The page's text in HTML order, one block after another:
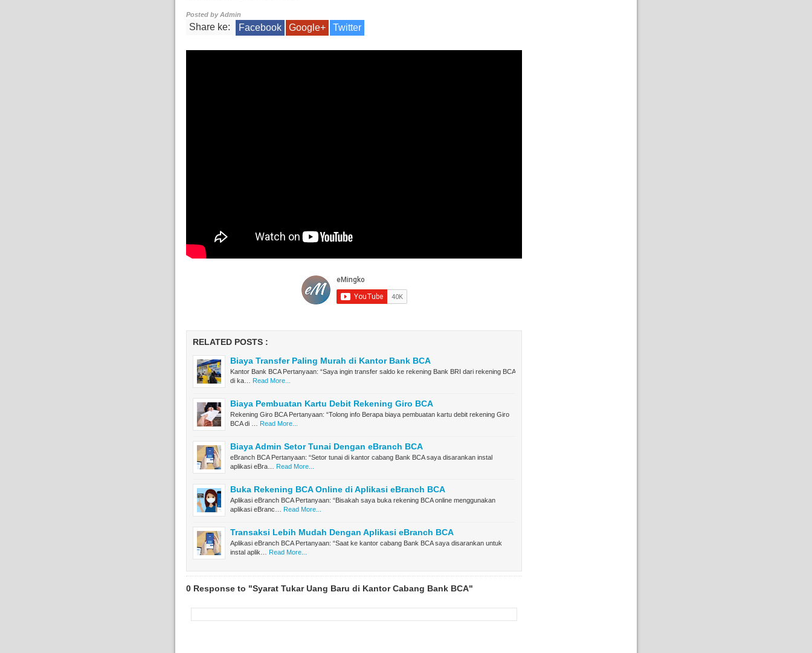
Posted byAdmin
Share ke: Facebook Google+ Twitter
RELATED POSTS :
Biaya Transfer Paling Murah di Kantor Bank BCA
Kantor Bank BCA Pertanyaan: “Saya ingin transfer saldo ke rekening Bank BRI dari rekening BCA
di ka…
Read More...
Biaya Pembuatan Kartu Debit Rekening Giro BCA
Rekening Giro BCA Pertanyaan: “Tolong info Berapa biaya pembuatan kartu debit rekening Giro
BCA di …
Read More...
Biaya Admin Setor Tunai Dengan eBranch BCA
eBranch BCA Pertanyaan: “Setor tunai di kantor cabang Bank BCA saya disarankan instal
aplikasi eBra…
Read More...
Buka Rekening BCA Online di Aplikasi eBranch BCA
Aplikasi eBranch BCA Pertanyaan: “Bisakah saya buka rekening BCA online menggunakan
aplikasi eBranc…
Read More...
Transaksi Lebih Mudah Dengan Aplikasi eBranch BCA
Aplikasi eBranch BCA Pertanyaan: “Saat ke kantor cabang Bank BCA saya disarankan untuk
instal aplik…
Read More...
0 Response to "Syarat Tukar Uang Baru di Kantor Cabang Bank BCA"